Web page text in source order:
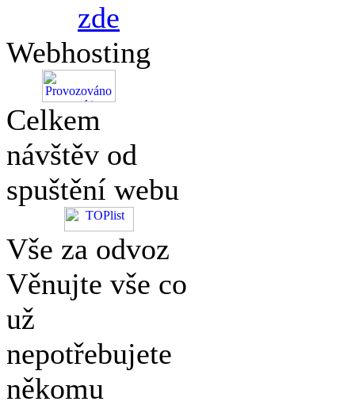
zde
Webhosting
Celkem
návštěv od
spuštění webu
Vše za odvoz
Věnujte vše co
už
nepotřebujete
někomu